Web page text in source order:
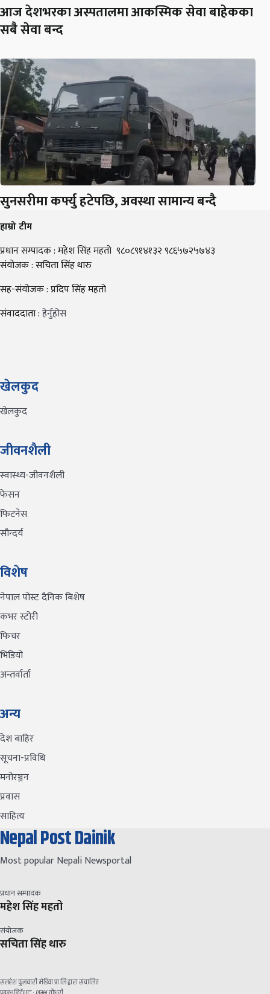
आज देशभरका अस्पतालमा आकस्मिक सेवा बाहेकका
सबै सेवा बन्द
सुनसरीमा कर्फ्यु हटेपछि, अवस्था सामान्य बन्दै
हाम्रो टीम
प्रधान सम्पादक : महेश सिंह महतो ९८०८९१४१३२ ९८६५७२५७४३
संयोजक : सचिता सिंह थारु
सह-संयोजक : प्रदिप सिंह महतो
संवाददाता :हेर्नुहोस
खेलकुद
खेलकुद
जीवनशैली
स्वास्थ्य-जीवनशैली
फेसन
फिटनेस
सौन्दर्य
विशेष
नेपाल पोस्ट दैनिक बिशेष
कभर स्टोरी
फिचर
भिडियो
अन्तर्वार्ता
अन्य
देश बाहिर
सूचना-प्रविधि
मनोरञ्जन
प्रवास
साहित्य
Nepal Post Dainik
Most popular Nepali Newsportal
प्रधान सम्पादक
महेश सिंह महतो
संयोजक
सचिता सिंह थारु
सलहेश फुलवारी मेडिया प्रा लि द्वारा संचालित